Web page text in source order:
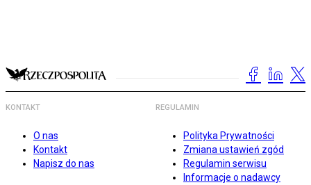
KONTAKT
O nas
Kontakt
Napisz do nas
REGULAMIN
Polityka Prywatności
Zmiana ustawień zgód
Regulamin serwisu
Informacje o nadawcy